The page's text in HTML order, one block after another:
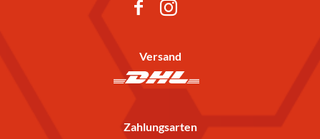
Versand
Zahlungsarten